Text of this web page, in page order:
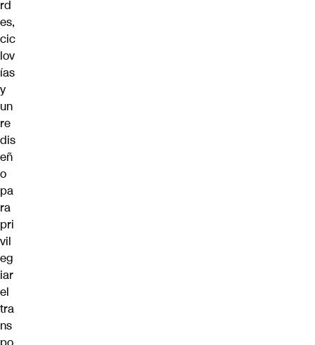
rd
es,
cic
lov
ías
y
un
re
dis
eñ
o
pa
ra
pri
vil
eg
iar
el
tra
ns